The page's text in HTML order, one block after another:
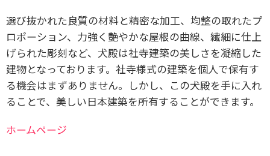
選び抜かれた良質の材料と精密な加工、均整の取れたプ
ロポーション、力強く艶やかな屋根の曲線、繊細に仕上
げられた彫刻など、犬殿は社寺建築の美しさを凝縮した
建物となっております。社寺様式の建築を個人で保有す
る機会はまずありません。しかし、この犬殿を手に入れ
ることで、美しい日本建築を所有することができます。
ホームページ